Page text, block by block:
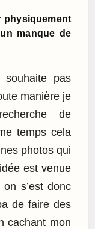
manque de
pas
manière je
de
temps cela
photos qui
est venue
s’est donc
de faire des
cachant mon